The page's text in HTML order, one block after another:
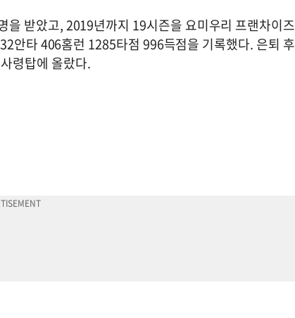
받았고, 2019년까지 19시즌을 요미우리 프랜차이즈
안타 406홈런 1285타점 996득점을 기록했다. 은퇴 후
령탑에 올랐다.